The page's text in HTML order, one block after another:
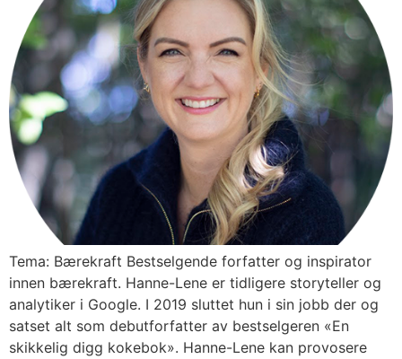
Tema: Bærekraft Bestselgende forfatter og inspirator
innen bærekraft. Hanne-Lene er tidligere storyteller og
analytiker i Google. I 2019 sluttet hun i sin jobb der og
satset alt som debutforfatter av bestselgeren «En
skikkelig digg kokebok». Hanne-Lene kan provosere